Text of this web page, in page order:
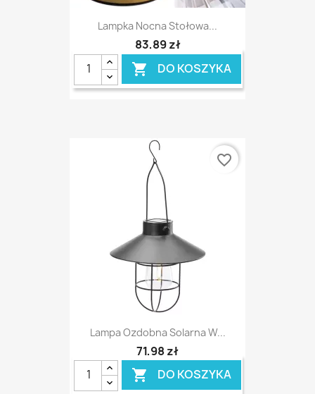
Lampka Nocna Stołowa...
83,89 zł
 DO KOSZYKA
Lampa Ozdobna Solarna W...
71,98 zł
 DO KOSZYKA
favorite_border